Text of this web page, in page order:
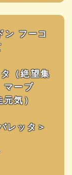
ン フーコ
（絶望集
マーブ
気）
レッタ＞